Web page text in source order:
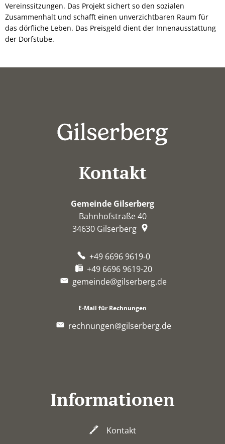
Vereinssitzungen. Das Projekt sichert so den sozialen
Zusammenhalt und schafft einen unverzichtbaren Raum für
das dörfliche Leben. Das Preisgeld dient der Innenausstattung
der Dorfstube.
Kontakt
Gemeinde Gilserberg
Bahnhofstraße 40
34630 Gilserberg
+49 6696 9619-0
+49 6696 9619-20
gemeinde@gilserberg.de
E-Mail für Rechnungen
rechnungen@gilserberg.de
Informationen
Kontakt